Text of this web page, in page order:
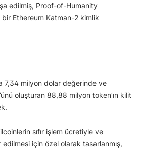
edilmiş, Proof-of-Humanity
Ethereum Katman-2 kimlik
7,34 milyon dolar değerinde ve
oluşturan 88,88 milyon token’ın kilit
sıfır işlem ücretiyle ve
için özel olarak tasarlanmış,